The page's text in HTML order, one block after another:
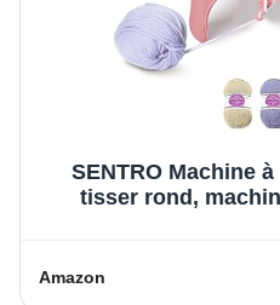
SENTRO Machine
tisser rond,
Amazon